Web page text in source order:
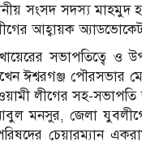
সংসদ সদস্য
আহ্বায়ক
সভাপতিত্বে ও
ঈশ্বরগঞ্জ
লীগের সহ-
মনসুর, জেলা
চেয়ারম্যান